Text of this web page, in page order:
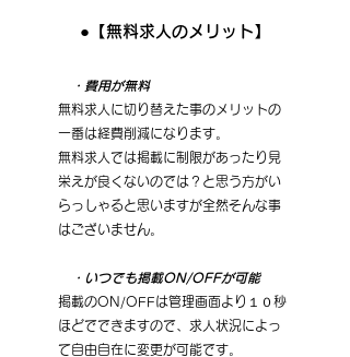
● 【無料求人のメリット】
・費用が無料
無料求人に切り替えた事のメリットの
一番は経費削減になります。
無料求人では掲載に制限があったり見
栄えが良くないのでは？と思う方がい
らっしゃると思いますが全然そんな事
はございません。
・いつでも掲載ON/OFFが可能
掲載のON/OFFは管理画面より１０秒
ほどでできますので、求人状況によっ
て自由自在に変更が可能です。